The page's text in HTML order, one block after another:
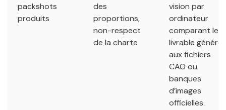
packshots
produits
des
proportions,
non-respect
de la charte
vision par
ordinateur
comparant le
livrable généré
aux fichiers
CAO ou
banques
d’images
officielles.